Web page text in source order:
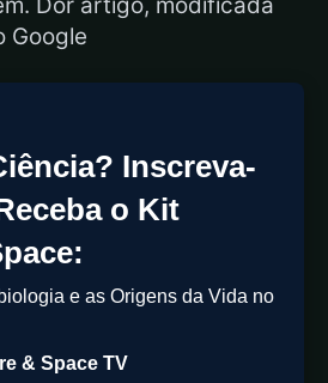
Dor artigo, modificada
Google
Inscreva-
o Kit
e as Origens da Vida no
& Space TV